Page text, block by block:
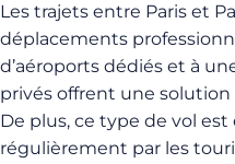
Les trajets entre Paris et
déplacements
d’aéroports dédiés et à
privés offrent une solution
De plus, ce type de vol
régulièrement par les